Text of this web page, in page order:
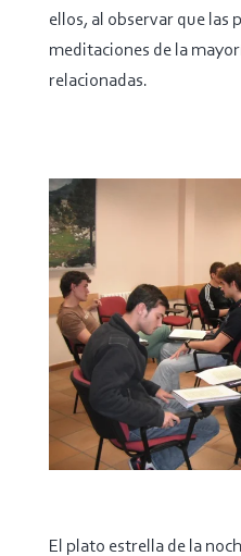
ellos, al observar que las
meditaciones de la
relacionadas.
El plato estrella de la